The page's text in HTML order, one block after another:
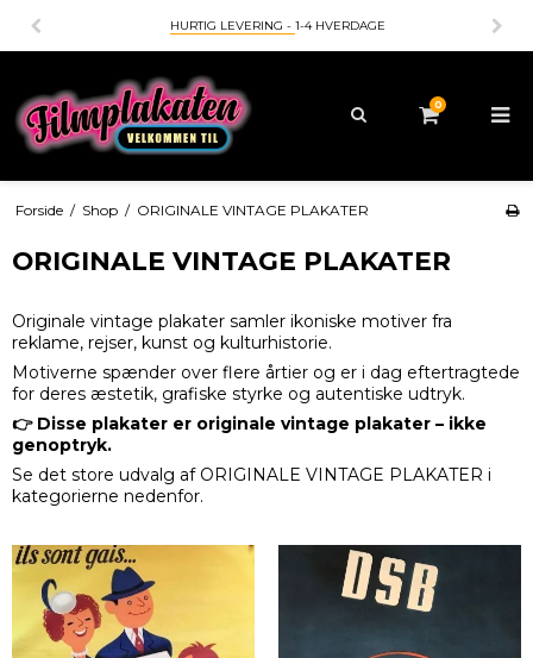
HURTIG LEVERING - 1-4 HVERDAGE
0
Forside / Shop / ORIGINALE VINTAGE PLAKATER
ORIGINALE VINTAGE PLAKATER
Originale vintage plakater samler ikoniske motiver fra
reklame, rejser, kunst og kulturhistorie.
Motiverne spænder over flere årtier og er i dag eftertragtede
for deres æstetik, grafiske styrke og autentiske udtryk.
👉 Disse plakater er originale vintage plakater – ikke
genoptryk.
Se det store udvalg af ORIGINALE VINTAGE PLAKATER i
kategorierne nedenfor.